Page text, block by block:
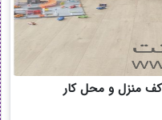
کف منزل و محل کار